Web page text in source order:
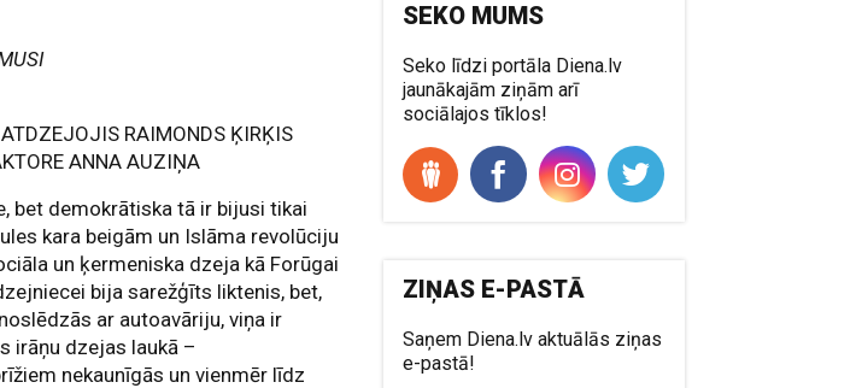
RAIMONDS ĶIRĶIS
ANNA AUZIŅA
bet demokrātiska tā ir bijusi tikai
kara beigām un Islāma revolūciju
un ķermeniska dzeja kā Forūgai
bija sarežģīts liktenis, bet,
ar autoavāriju, viņa ir
irāņu dzejas laukā –
nekaunīgās un vienmēr līdz
SEKO MUMS
Seko līdzi portāla Diena.lv
jaunākajām ziņām arī
sociālajos tīklos!
ZIŅAS E-PASTĀ
Saņem Diena.lv aktuālās ziņas
e-pastā!